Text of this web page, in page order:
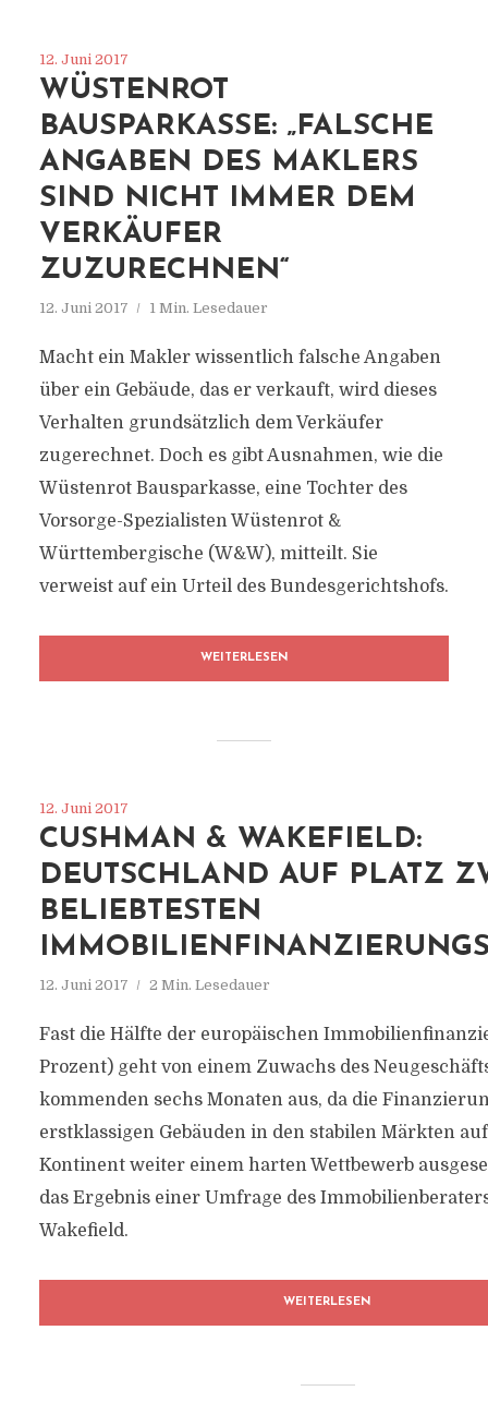
12. Juni 2017
WÜSTENROT
BAUSPARKASSE: „FALSCHE
ANGABEN DES MAKLERS
SIND NICHT IMMER DEM
VERKÄUFER
ZUZURECHNEN“
12. Juni 2017 1 Min. Lesedauer
Macht ein Makler wissentlich falsche Angaben
über ein Gebäude, das er verkauft, wird dieses
Verhalten grundsätzlich dem Verkäufer
zugerechnet. Doch es gibt Ausnahmen, wie die
Wüstenrot Bausparkasse, eine Tochter des
Vorsorge-Spezialisten Wüstenrot &
Württembergische (W&W), mitteilt. Sie
verweist auf ein Urteil des Bundesgerichtshofs.
WEITERLESEN
12. Juni 2017
CUSHMAN & WAKEFIELD:
DEUTSCHLAND AUF PLATZ
BELIEBTESTEN
12. Juni 2017 2 Min. Lesedauer
Fast die Hälfte der europäischen
Prozent) geht von einem Zuwachs des
kommenden sechs Monaten aus, da die
erstklassigen Gebäuden in den stabilen Märkten
Kontinent weiter einem harten Wettbewerb
das Ergebnis einer Umfrage des
Wakefield.
WEITERLESEN